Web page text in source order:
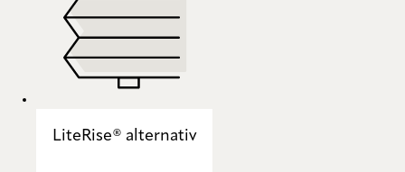
LiteRise® alternativ